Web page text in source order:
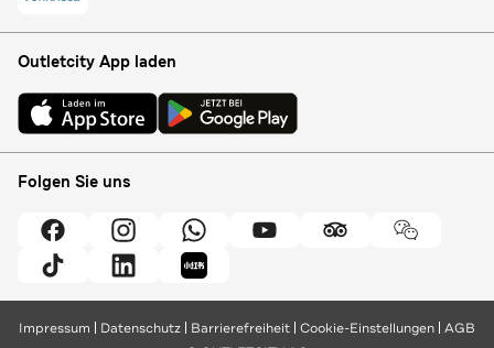
Outletcity App laden
Folgen Sie uns
Impressum Datenschutz Barrierefreiheit Cookie-Einstellungen AGB